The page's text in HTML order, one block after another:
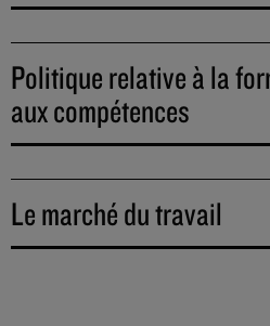
Politique relative à la
aux compétences
Le marché du travail